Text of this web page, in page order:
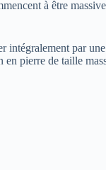
à être
intégralement par
pierre de taille